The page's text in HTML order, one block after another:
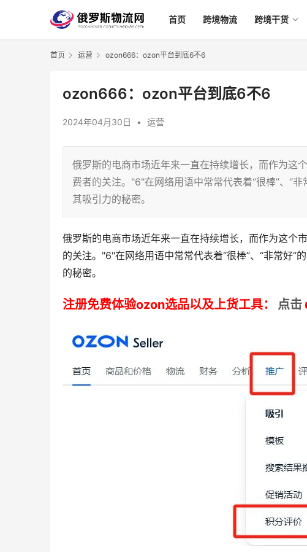
首页 跨境物流 跨境干货
首页 运营 ozon666：ozon平台到底6不6
ozon666：ozon平台到底6不6
2024年04月30日 • 运营
俄罗斯的电商市场近年来一直在持续增长，而作为这
费者的关注。"6"在网络用语中常常代表着“很棒”、“
其吸引力的秘密。
俄罗斯的电商市场近年来一直在持续增长，而作为这个
的关注。"6"在网络用语中常常代表着“很棒”、“非常好”
的秘密。
注册免费体验ozon选品以及上货工具： 点击